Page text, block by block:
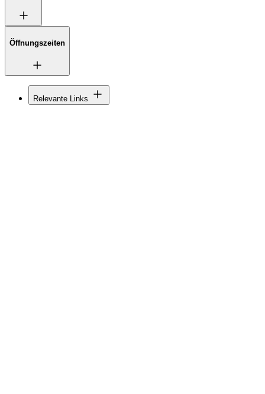
Öffnungszeiten
Relevante Links